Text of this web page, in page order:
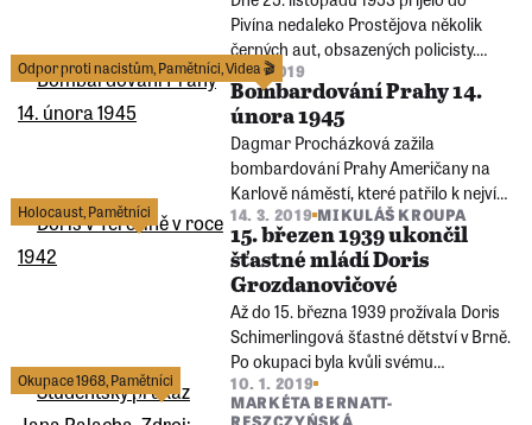
Pivína nedaleko Prostějova několik
černých aut, obsazených policisty.
Ludmile Zouharové (tehdy Švédové)
bylo sedm let.
Odpor proti nacistům,Pamětníci,Videa 🎬
9. 4. 2019
Bombardování Prahy 14.
února 1945
Dagmar Procházková zažila
bombardování Prahy Američany na
Karlově náměstí, které patřilo k nejvíce
zasaženým místům.
Holocaust,Pamětníci 14. 3. 2019 MIKULÁŠ KROUPA
15. březen 1939 ukončil
šťastné mládí Doris
Grozdanovičové
Až do 15. března 1939 prožívala Doris
Schimerlingová šťastné dětství v Brně.
Po okupaci byla kvůli svému
židovskému původu vyloučena z
gymnázia.
Okupace 1968,Pamětníci
10. 1. 2019
MARKÉTA BERNATT-